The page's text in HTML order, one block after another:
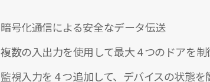
暗号化通信による安全なデータ伝送
複数の入出力を使用して最大 4 つのドアを制
監視入力を 4 つ追加して、デバイスの状態を